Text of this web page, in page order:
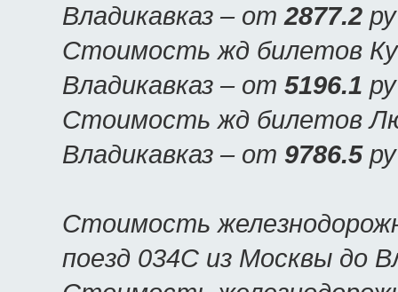
Владикавказ – от2877.2
Стоимость жд билетов
Владикавказ – от 5196.1
Стоимость жд билетов
Владикавказ – от 9786.5
Стоимость
поезд 034С из Москвы до